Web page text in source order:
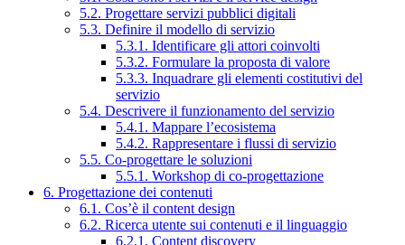
5.2. Progettare servizi pubblici digitali
5.3. Definire il modello di servizio
5.3.1. Identificare gli attori coinvolti
5.3.2. Formulare la proposta di valore
5.3.3. Inquadrare gli elementi costitutivi del
servizio
5.4. Descrivere il funzionamento del servizio
5.4.1. Mappare l’ecosistema
5.4.2. Rappresentare i flussi di servizio
5.5. Co-progettare le soluzioni
5.5.1. Workshop di co-progettazione
6. Progettazione dei contenuti
6.1. Cos’è il content design
6.2. Ricerca utente sui contenuti e il linguaggio
6.2.1. Content discovery